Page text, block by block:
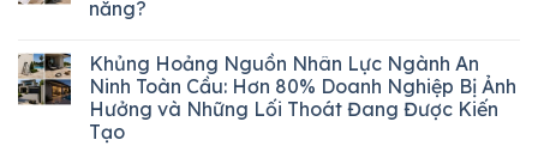
năng?
Khủng Hoảng Nguồn Nhân Lực Ngành An
Ninh Toàn Cầu: Hơn 80% Doanh Nghiệp Bị Ảnh
Hưởng và Những Lối Thoát Đang Được Kiến
Tạo